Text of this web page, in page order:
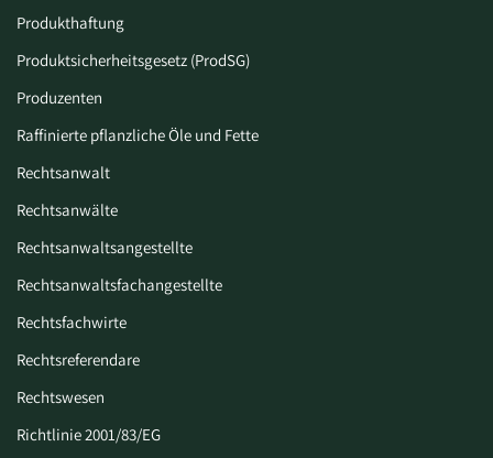
Produkthaftung
Produktsicherheitsgesetz (ProdSG)
Produzenten
Raffinierte pflanzliche Öle und Fette
Rechtsanwalt
Rechtsanwälte
Rechtsanwaltsangestellte
Rechtsanwaltsfachangestellte
Rechtsfachwirte
Rechtsreferendare
Rechtswesen
Richtlinie 2001/83/EG